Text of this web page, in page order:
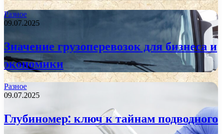
Разное
09.07.2025
Значение грузоперевозок для бизнеса и
экономики
Разное
09.07.2025
Глубиномер: ключ к тайнам подводного